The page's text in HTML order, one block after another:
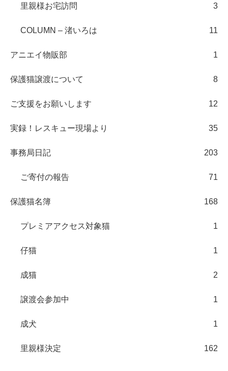
里親様お宅訪問 3
COLUMN – 渚いろは 11
アニエイ物販部 1
保護猫譲渡について 8
ご支援をお願いします 12
実録！レスキュー現場より 35
事務局日記 203
ご寄付の報告 71
保護猫名簿 168
プレミアアクセス対象猫 1
仔猫 1
成猫 2
譲渡会参加中 1
成犬 1
里親様決定 162